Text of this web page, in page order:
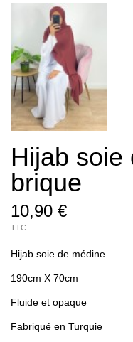
Hijab soie
brique
10,90 €
TTC
Hijab soie de médine
190cm X 70cm
Fluide et opaque
Fabriqué en Turquie